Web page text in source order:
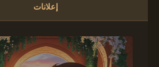
إعلانات